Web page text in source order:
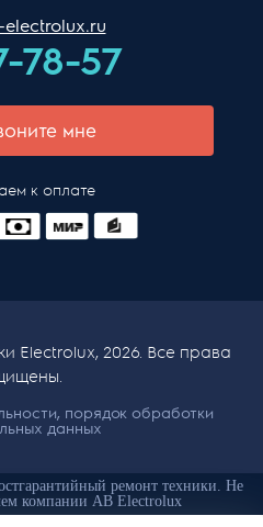
electrolux.ru
78-57
мне
к оплате
Electrolux, 2026. Все права
порядок обработки
данных
ремонт техники. Не
компании AB Electrolux